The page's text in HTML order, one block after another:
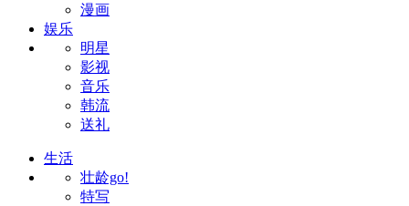
漫画
娱乐
明星
影视
音乐
韩流
送礼
生活
壮龄go!
特写